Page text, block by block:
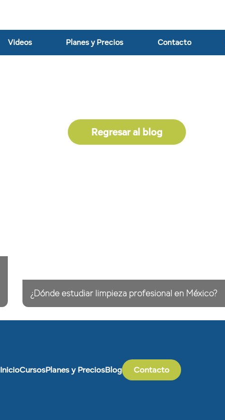
Videos Planes y Precios Contacto
Regresar al blog
¿Dónde estudiar limpieza profesional en México?
InicioCursosPlanes y PreciosBlog Contacto